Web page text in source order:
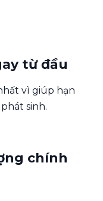
từ đầu
vì giúp hạn
sinh.
chính